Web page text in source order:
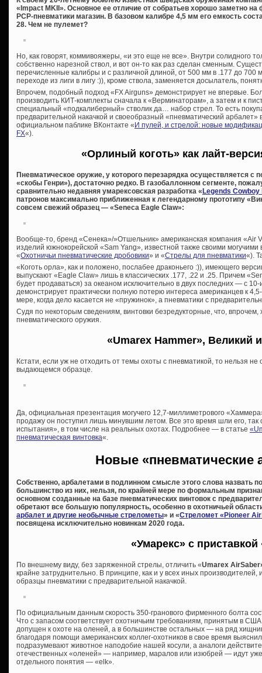
«Impact MKII». Основное ее отличие от собратьев хорошо заметно
PCP-пневматики магазин. В базовом калибре 4,5 мм его емкость
28. Чем не пулемет?
Но, как говорят, коммивояжеры, «и это еще не все». Внутри солидного
собственно нарезной ствол, и вот он-то как раз сделан сменным.
перечисленные калибры и с различной длиной, от 500 мм в .177 до 700
переходе из лиги в лигу :)), кроме ствола, заменяется досылатель,
Впрочем, подобный подход «FX Airguns» демонстрирует не впервые.
производить КИТ-комплекты сначала к «Верминаторам», а затем и к
специальный «подкалиберный» стволик да… набор стрел. То есть
предварительной накачкой и своеобразный «пневматический
официальном паблике ВКонтакте « И пулей, и стрелой: новые
FX«).
«Орлиный коготь» как лайт-
Пневматическое оружие, у которого перезарядка осуществляется
«скобы Генри»), достаточно редко. В газобаллонном сегменте,
сравнительно недавняя умарексовская разработка « Legends Cowboy
патронов максимально приближенная к легендарному прототипу
совсем свежий образец — «Seneca Eagle Claw»:
Вообще-то, бренд «Сенека»/»Отшельник» американская компания «Air
изделий южнокорейской «Sam Yang», известной также своими
«Охотничьи пневматические дробовики» и «Стрелы для пневматики«).
«Коготь орла», как и положено, послабее драконьего :)), имеющего
выпускают «Eagle Claw» лишь в классических .177, .22 и .25. Причем
будет продаваться) за океаном исключительно в двух последних — с
демонстрирует практически полную потерю интереса американцев к
мере, когда дело касается не «пружинок», а пневматики с
Судя по некоторым сведениям, винтовки безредукторные, что, впрочем,
пневматического оружия.
«Umarex Hammer», Великий
Кстати, если уж не отходить от темы охоты с пневматикой, то нельзя
выдающемся образце.
Да, официальная презентация могучего 12,7-миллиметрового
продажу он поступил лишь минувшим летом. Все это время шли его, так
испытания», в том числе на реальных охотах. Подробнее — в статье
пневматическая винтовка«.
Новые «пневматические
Собственно, арбалетами в подлинном смысле этого слова назвать
большинство из них, нельзя, по крайней мере по формальным
основном созданные на базе пневматических винтовок с
обретают все большую популярность, особенно в охотничьей
арбалет и другие необычные стрелометы» и «Стреломет «Pioneer
посвящена исключительно новинкам 2020 года.
«Умарекс» с приставкой
По внешнему виду, без заряженной стрелы, отличить «Umarex
крайне затруднительно. В принципе, как и у всех иных производителей,
образцы пневматики с предварительной накачкой.
По официальным данным скорость 350-гранового фирменного болта
Что с запасом соответствует охотничьим требованиям, принятым в
допущен к охоте на оленей, а в большинстве остальных — на ряд
благодаря помощи американских коллег-охотников в свое время
подразумевают животное наподобие нашей косули, а аналоги
отечественных «оленей» — например, маралов или изюбрей — идут уже
отдельного понятия — «elk».